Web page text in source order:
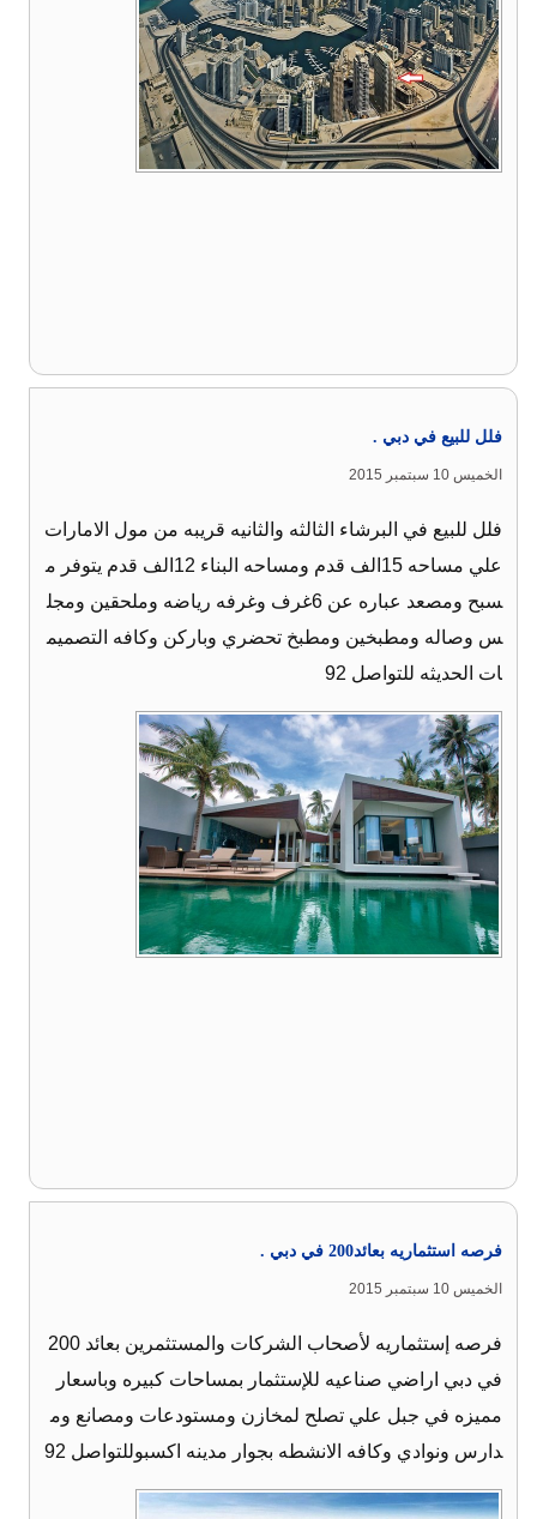
فلل للبيع في دبي .
الخميس 10 سبتمبر 2015
فلل للبيع في البرشاء الثالثه والثانيه قريبه من مول الامارات
علي مساحه 15الف قدم ومساحه البناء 12الف قدم يتوفر م
سبح ومصعد عباره عن 6غرف وغرفه رياضه وملحقين ومجل
س وصاله ومطبخين ومطبخ تحضري وباركن وكافه التصميم
ات الحديثه للتواصل 92
فرصه استثماريه بعائد200 في دبي .
الخميس 10 سبتمبر 2015
فرصه إستثماريه لأصحاب الشركات والمستثمرين بعائد 200
في دبي اراضي صناعيه للإستثمار بمساحات كبيره وباسعار
مميزه في جبل علي تصلح لمخازن ومستودعات ومصانع وم
دارس ونوادي وكافه الانشطه بجوار مدينه اكسبوللتواصل 92